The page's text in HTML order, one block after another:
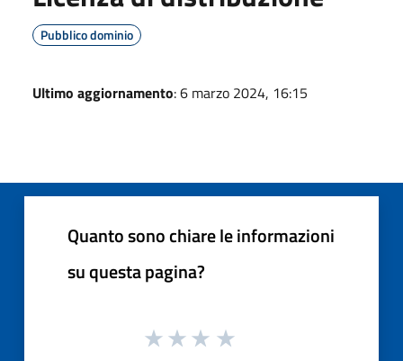
Pubblico dominio
Ultimo aggiornamento: 6 marzo 2024, 16:15
Quanto sono chiare le informazioni
su questa pagina?